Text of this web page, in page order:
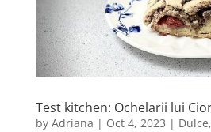
Test kitchen: Ochelarii lui
by Adriana | Oct 4, 2023 | Dulce,